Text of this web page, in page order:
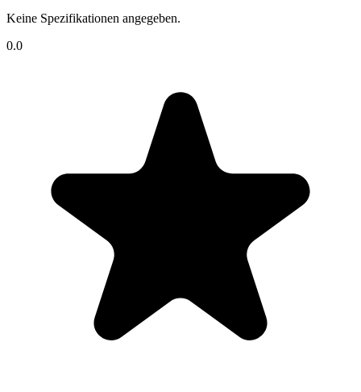
Keine Spezifikationen angegeben.
0.0